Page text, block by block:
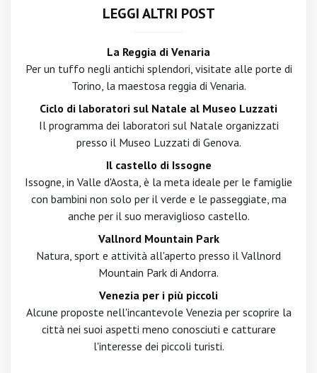
LEGGI ALTRI POST
La Reggia di Venaria
Per un tuffo negli antichi splendori, visitate alle porte di
Torino, la maestosa reggia di Venaria.
Ciclo di laboratori sul Natale al Museo Luzzati
Il programma dei laboratori sul Natale organizzati
presso il Museo Luzzati di Genova.
Il castello di Issogne
Issogne, in Valle d'Aosta, è la meta ideale per le famiglie
con bambini non solo per il verde e le passeggiate, ma
anche per il suo meraviglioso castello.
Vallnord Mountain Park
Natura, sport e attività all'aperto presso il Vallnord
Mountain Park di Andorra.
Venezia per i più piccoli
Alcune proposte nell'incantevole Venezia per scoprire la
città nei suoi aspetti meno conosciuti e catturare
l'interesse dei piccoli turisti.